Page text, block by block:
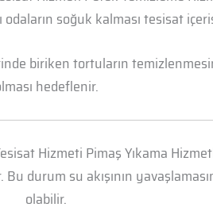
odaların soğuk kalması tesisat
tortuların temizlenmesine
hedeflenir.
Hizmeti Pimaş Yıkama
durum su akışının
olabilir.